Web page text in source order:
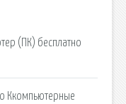
(ПК) бесплатно
Ккомпьютерные